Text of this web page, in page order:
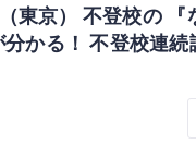
東京） 不登校の 『
かる！ 不登校連続